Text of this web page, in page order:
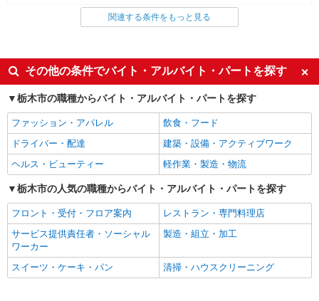
同じ雇用形態から新栃木駅の求人を探す
同じ特徴から新栃木駅の求人を探す
入社日応相談
未経験歓迎
経験者・有資格者歓迎
新卒・第二新卒歓迎
女性活躍中
主婦・主夫歓迎
フリーター歓迎
学歴不問
ブランクOK
ミドル（40代～）活躍中
エルダー（50代～）活躍中
シニア（60代～）活躍中
高収入・高額
ボーナス・賞与あり
昇給あり
完全週休2日制
フルタイム歓迎
禁煙・分煙
駅直結・駅チカ
車通勤OK
関連する条件をもっと見る
その他の条件でバイト・アルバイト・パートを探す
栃木市の職種からバイト・アルバイト・パートを探す
ファッション・アパレル
飲食・フード
ドライバー・配達
建築・設備・アクティブワーク
ヘルス・ビューティー
軽作業・製造・物流
栃木市の人気の職種からバイト・アルバイト・パートを探す
フロント・受付・フロア案内
レストラン・専門料理店
サービス提供責任者・ソーシャル
ワーカー
製造・組立・加工
スイーツ・ケーキ・パン 清掃・ハウスクリーニング